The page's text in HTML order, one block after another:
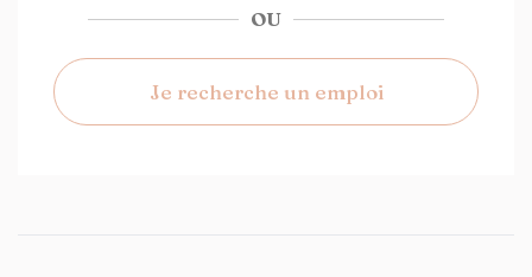
OU
Je recherche un emploi